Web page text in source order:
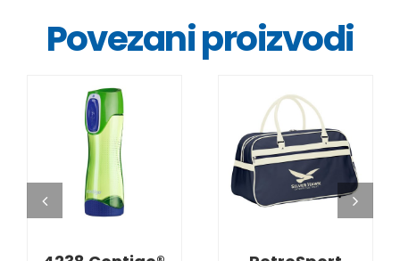
Povezani proizvodi
DETALJI DETALJI